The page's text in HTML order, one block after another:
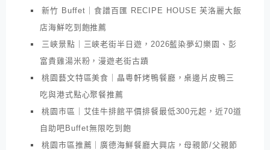
新竹 Buffet｜食譜百匯 RECIPE HOUSE 芙洛麗大飯
店海鮮吃到飽推薦
三峽景點｜三峽老街半日遊，2026藍染夢幻樂園、彭
富貴雞湯米粉，漫遊老街古蹟
桃園藝文特區美食｜晶粵軒烤鴨餐廳，桌邊片皮鴨三
吃與港式點心聚餐推薦
桃園市區｜艾佳牛排館平價排餐最低300元起，近70道
自助吧Buffet無限吃到飽
桃園市區推薦｜廣德海鮮餐廳大興店，母親節/父親節